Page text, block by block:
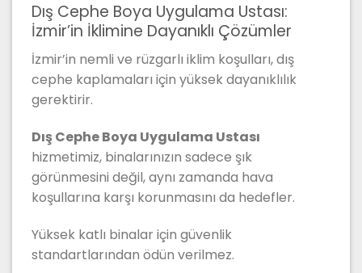
Dış Cephe Boya Uygulama Ustası:
İzmir’in İklimine Dayanıklı Çözümler
İzmir’in nemli ve rüzgarlı iklim koşulları, dış
cephe kaplamaları için yüksek dayanıklılık
gerektirir.
Dış Cephe Boya Uygulama Ustası
hizmetimiz, binalarınızın sadece şık
görünmesini değil, aynı zamanda hava
koşullarına karşı korunmasını da hedefler.
Yüksek katlı binalar için güvenlik
standartlarından ödün verilmez.